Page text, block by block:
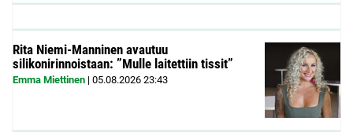
Rita Niemi-Manninen avautuu
silikonirinnoistaan: ”Mulle laitettiin tissit”
Emma Miettinen | 05.08.2026 23:43